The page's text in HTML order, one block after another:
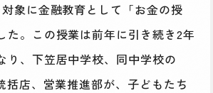
象に金融教育として「お金の授
た。この授業は前年に引き続き2年
り、下笠居中学校、同中学校の
括店、営業推進部が、子どもたち